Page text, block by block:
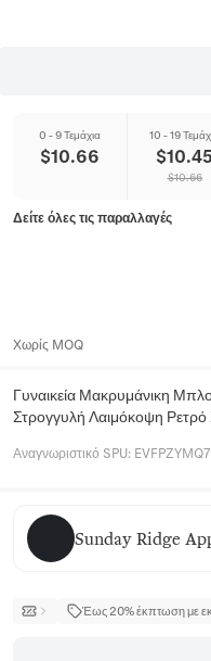
0 - 9 Τεμάχια
$10.66
10 - 19
$10.45
$10.66
Δείτε όλες τις παραλλαγές
Χωρίς MOQ
Γυναικεία Μακρυμάνικη
Στρογγυλή Λαιμόκοψη
Αναγνωριστικό SPU:
Sunday Ridge Apparel
Sunday Ridge
Έως 20% έκπτωση με